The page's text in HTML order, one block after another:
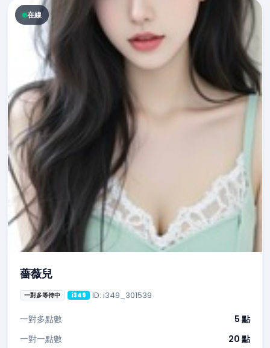
在線
薔薇兒
一對多等待中 i349 ID: i349_301539
一對多點數
5 點
一對一點數
20 點